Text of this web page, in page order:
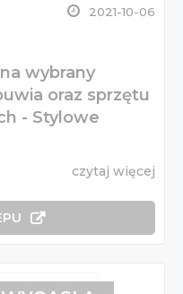
2021-10-06
wybrany
oraz sprzętu
- Stylowe
czytaj więcej